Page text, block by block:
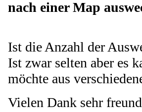
nach einer Map
Ist die Anzahl der
Ist zwar selten aber es
möchte aus
Vielen Dank sehr